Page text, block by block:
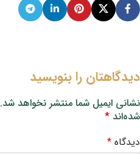
دیدگاهتان را بنویسید
نشانی ایمیل شما منتشر نخواهد شد.
شده‌اند *
دیدگاه *